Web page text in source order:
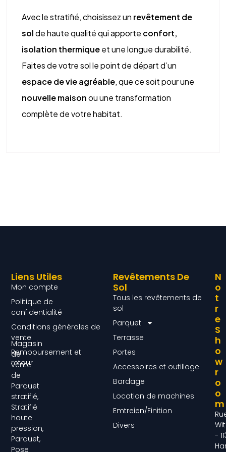
Avec le stratifié, choisissez un revêtement de
solde haute qualité qui apporte confort,
isolation thermiqueet une longue durabilité.
Faites de votre sol le point de départ d’un
espace de vie agréable, que ce soit pour une
nouvelle maisonou une transformation
complète de votre habitat.
Magasin
de
vente
de
Parquet
stratifié,
Stratifié
haute
pression,
Parquet,
Pose
Revêtements De
Sol
Tous les revêtements de
sol
Parquet
Terrasse
Portes
Accessoires et outillage
Bardage
Location de machines
Emtreien/Finition
Divers
Liens Utiles
Mon compte
Politique de
confidentialité
Conditions générales de
vente
Remboursement et
retour
N
O
T
R
E
S
H
O
W
R
O
O
M
-